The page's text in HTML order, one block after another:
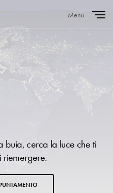
Menu
buia, cerca la luce che ti